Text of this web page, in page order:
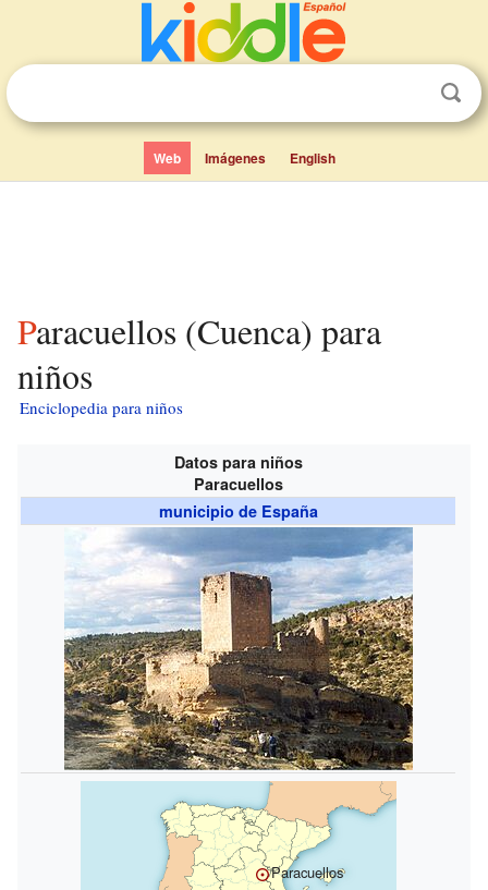
Web Imágenes English
Paracuellos (Cuenca) para
niños
Enciclopedia para niños
Datos para niños
Paracuellos
municipio de España
Paracuellos